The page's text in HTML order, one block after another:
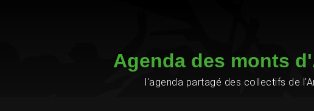
Agenda des monts
l'agenda partagé des collectifs de